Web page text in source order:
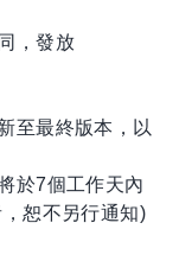
，發放
至最終版本，以
於7個工作天內
恕不另行通知)